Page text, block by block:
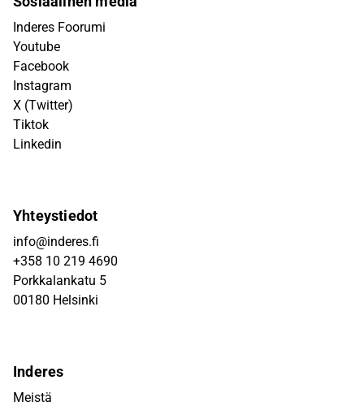
Inderes Foorumi
Youtube
Facebook
Instagram
X (Twitter)
Tiktok
Linkedin
Yhteystiedot
info@inderes.fi
+358 10 219 4690
Porkkalankatu 5
00180 Helsinki
Inderes
Meistä